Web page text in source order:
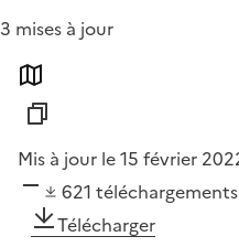
3 mises à jour
Mis à jour le 15 février
621 téléchargements
Télécharger